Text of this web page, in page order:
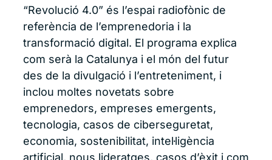
“Revolució 4.0” és l’espai radiofònic de
referència de l’emprenedoria i la
transformació digital. El programa explica
com serà la Catalunya i el món del futur
des de la divulgació i l’entreteniment, i
inclou moltes novetats sobre
emprenedors, empreses emergents,
tecnologia, casos de ciberseguretat,
economia, sostenibilitat, intel·ligència
artificial, nous lideratges, casos d’èxit i com